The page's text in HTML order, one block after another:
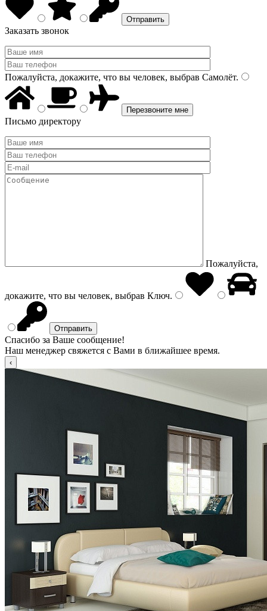
Заказать звонок
Пожалуйста, докажите, что вы человек, выбрав Самолёт.
Письмо директору
Пожалуйста,
докажите, что вы человек, выбрав Ключ.
Спасибо за Ваше сообщение!
Наш менеджер свяжется с Вами в ближайшее время.